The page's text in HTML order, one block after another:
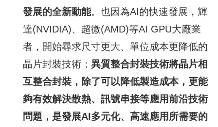
發展的全新動能。也因為AI的快速發展，輝
達(NVIDIA)、超微(AMD)等AI GPU大廠業
者，開始尋求尺寸更大、單位成本更降低的
晶片封裝技術； 異質整合封裝技術將晶片相
互整合封裝，除了可以降低製造成本，更能
夠有效解決散熱、訊號串接等應用前沿技術
問題，是發展AI多元化、高速應用所需要的